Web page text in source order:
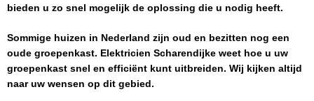
bieden u zo snel mogelijk de oplossing die u nodig heeft.
Sommige huizen in Nederland zijn oud en bezitten nog een
oude groepenkast. Elektricien Scharendijke weet hoe u uw
groepenkast snel en efficiënt kunt uitbreiden. Wij kijken altijd
naar uw wensen op dit gebied.